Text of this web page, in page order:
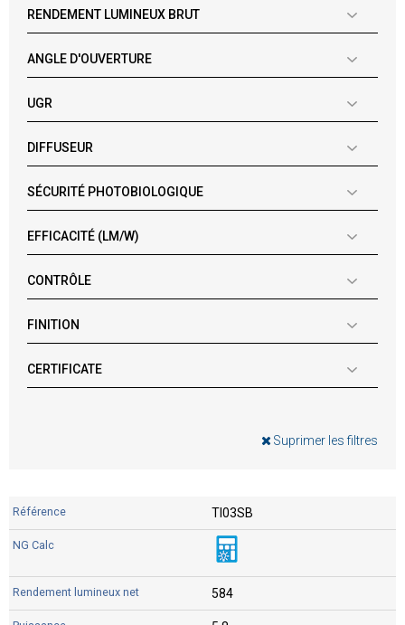
Suprimer les filtres
RENDEMENT LUMINEUX BRUT
ANGLE D'OUVERTURE
UGR
DIFFUSEUR
SÉCURITÉ PHOTOBIOLOGIQUE
EFFICACITÉ (LM/W)
CONTRÔLE
FINITION
CERTIFICATE
TI03SB
584